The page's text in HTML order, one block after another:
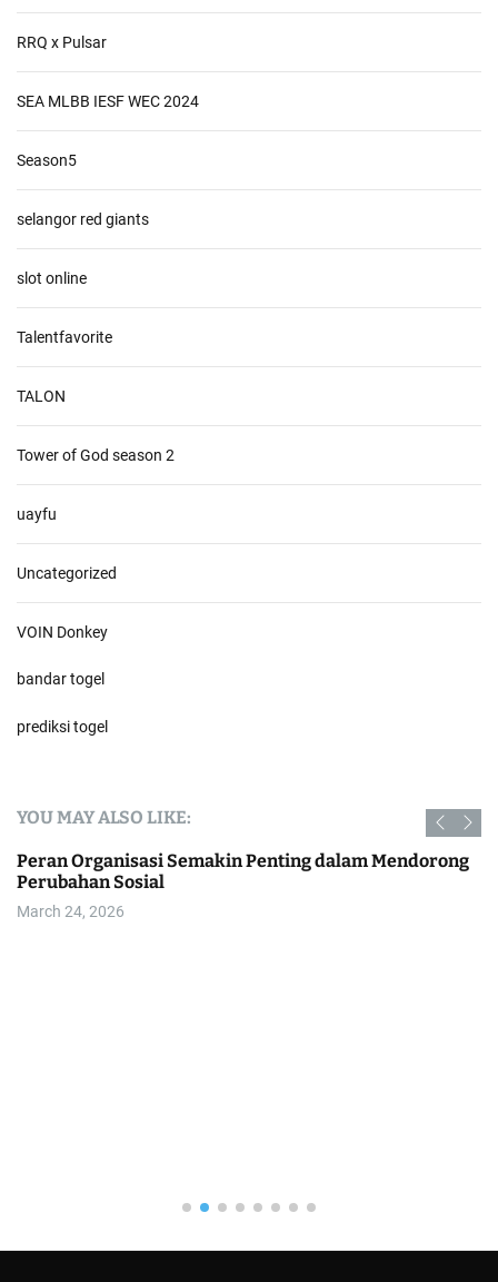
RRQ x Pulsar
SEA MLBB IESF WEC 2024
Season5
selangor red giants
slot online
Talentfavorite
TALON
Tower of God season 2
uayfu
Uncategorized
VOIN Donkey
bandar togel
prediksi togel
YOU MAY ALSO LIKE:
Peran Organisasi Semakin Penting dalam Mendorong
Perubahan Sosial
March 24, 2026